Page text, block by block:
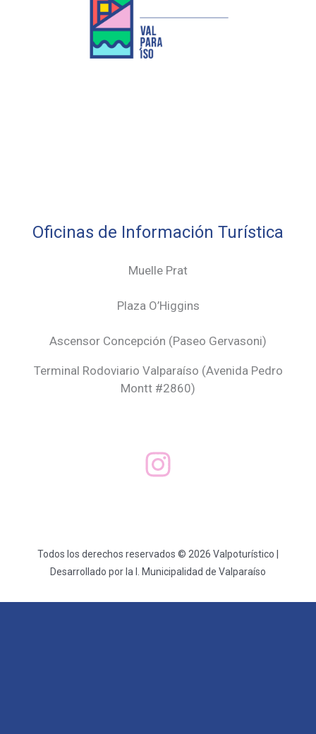
Oficinas de Información Turística
Muelle Prat
Plaza O’Higgins
Ascensor Concepción (Paseo Gervasoni)
Terminal Rodoviario Valparaíso (Avenida Pedro
Montt #2860)
Todos los derechos reservados © 2026 Valpoturístico |
Desarrollado por la I. Municipalidad de Valparaíso